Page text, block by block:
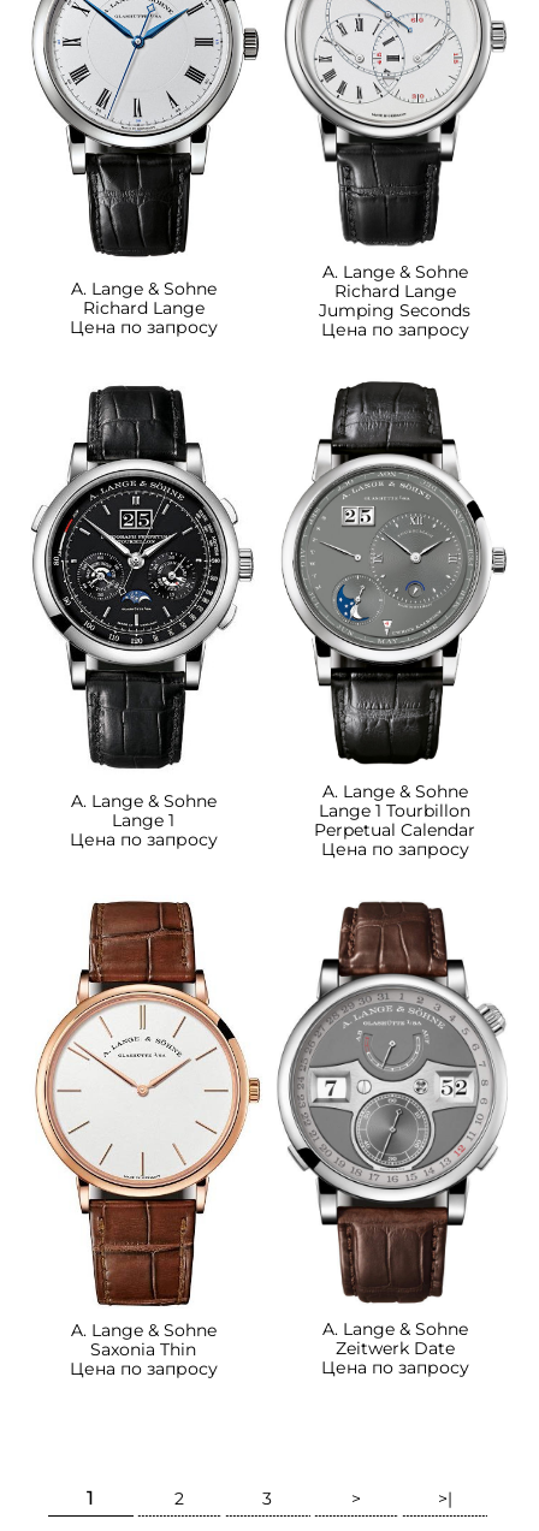
A. Lange & Sohne
Richard Lange
Цена по запросу
A. Lange & Sohne
Richard Lange
Jumping Seconds
Цена по запросу
A. Lange & Sohne
Lange 1
Цена по запросу
A. Lange & Sohne
Lange 1 Tourbillon
Perpetual Calendar
Цена по запросу
A. Lange & Sohne
Saxonia Thin
Цена по запросу
A. Lange & Sohne
Zeitwerk Date
Цена по запросу
1 2 3 > >|